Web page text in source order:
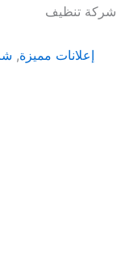
شركة تنظيف
إعلانات مميزة,